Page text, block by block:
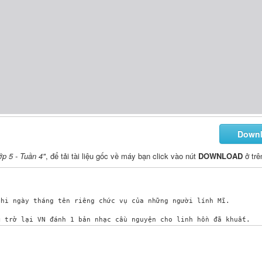
5 - Tuần 4", để tải tài liệu gốc về máy bạn click vào nút DOWNLOAD ở